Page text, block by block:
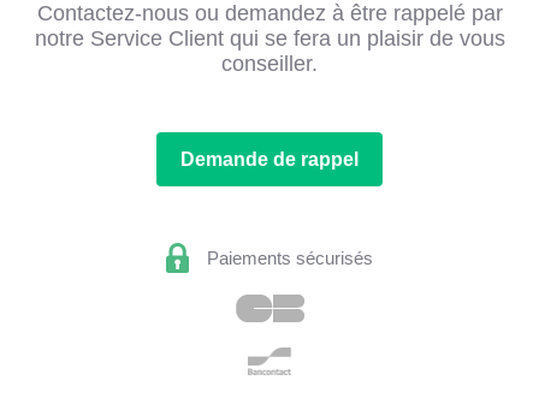
Contactez-nous ou demandez à être rappelé par
notre Service Client qui se fera un plaisir de vous
conseiller.
Demande de rappel
Paiements sécurisés